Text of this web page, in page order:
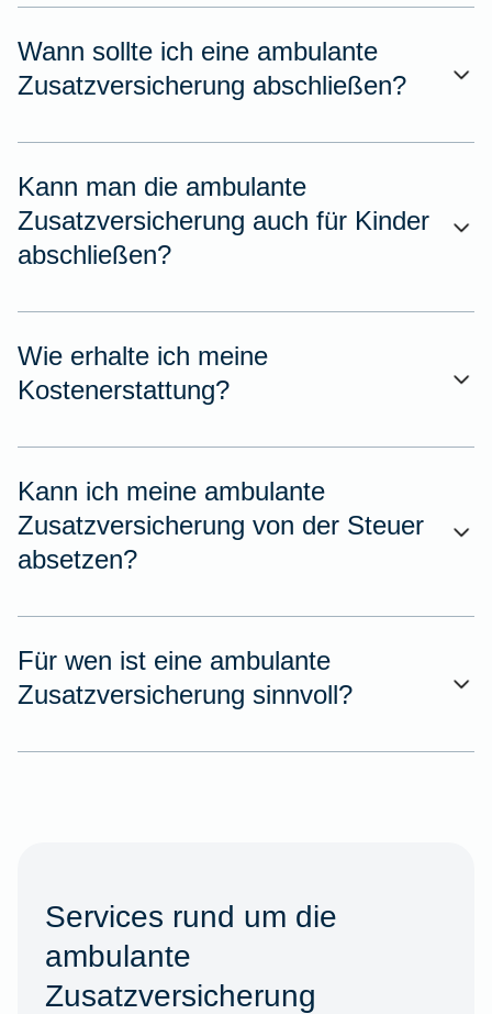
Wann sollte ich eine ambulante
Zusatzversicherung abschließen?
Kann man die ambulante
Zusatzversicherung auch für Kinder
abschließen?
Wie erhalte ich meine
Kostenerstattung?
Kann ich meine ambulante
Zusatzversicherung von der Steuer
absetzen?
Für wen ist eine ambulante
Zusatzversicherung sinnvoll?
Services rund um die
ambulante
Zusatzversicherung